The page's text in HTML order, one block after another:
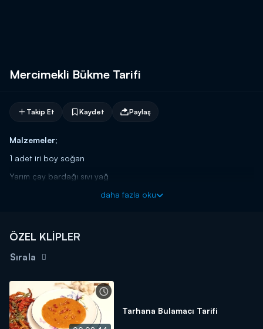
Mercimekli Bükme Tarifi
Takip Et Kaydet Paylaş
Malzemeler;
1 adet iri boy soğan
Yarım çay bardağı sıvı yağ
Yarım kg haşlanmış mercimek
Karabiber
Sos için;
Yarım su bardağı soda
1 su bardağı su
daha fazla oku
ÖZEL KLİPLER
Sırala
Tarhana Bulamacı Tarifi